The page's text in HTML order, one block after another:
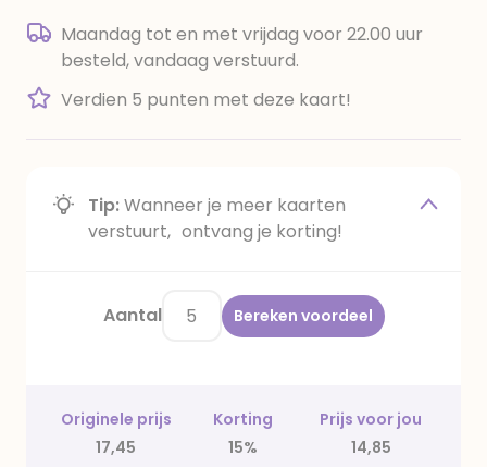
Maandag tot en met vrijdag voor 22.00 uur
besteld, vandaag verstuurd.
Verdien 5 punten met deze kaart!
Tip:Wanneer je meer kaarten
verstuurt, ontvang je korting!
Aantal Bereken voordeel
Originele prijs Korting
Prijs voor jou
17,45
15% 14,85